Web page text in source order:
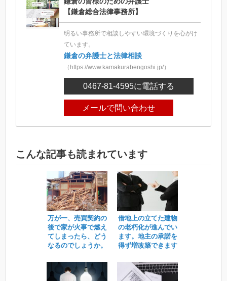
【鎌倉総合法律事務所】
明るい事務所で相談しやすい環境づくりを心がけ
ています。
鎌倉の弁護士と法律相談
（https://www.kamakurabengoshi.jp/）
0467-81-4595に電話する
メールで問い合わせ
こんな記事も読まれています
万が一、売買契約の
後で家が火事で燃え
てしまったら、どう
なるのでしょうか。
借地上の立てた建物
の老朽化が進んでい
ます。地主の承諾を
得ず増改築できます